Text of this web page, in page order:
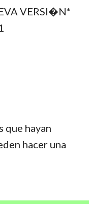
VERSI�N*
que hayan
hacer una